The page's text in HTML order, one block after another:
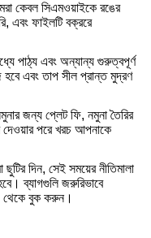
কেবল সিএমওয়াইকে রঙের
এবং ফাইলটি বক্ররে
পাঠ্য এবং অন্যান্য গুরুত্বপূর্ণ
হবে এবং তাপ সীল প্রান্ত মুদ্রণ
জন্য প্লেট ফি, নমুনা তৈরির
দেওয়ার পরে খরচ আপনাকে
ছুটির দিন, সেই সময়ের নীতিমালা
ব্যাগগুলি জরুরিভাবে
থেকে বুক করুন।